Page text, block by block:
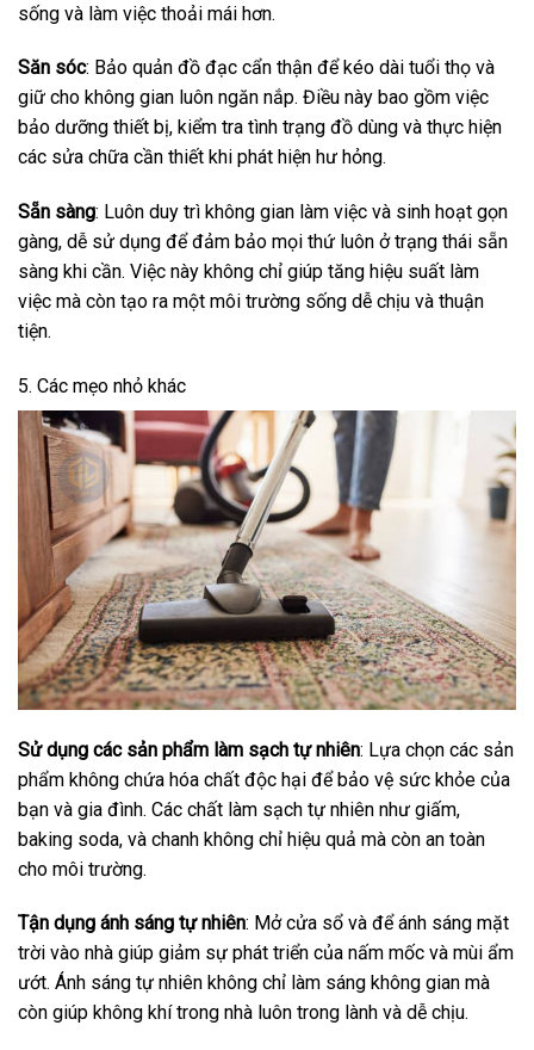
sống và làm việc thoải mái hơn.
Săn sóc: Bảo quản đồ đạc cẩn thận để kéo dài tuổi thọ và
giữ cho không gian luôn ngăn nắp. Điều này bao gồm việc
bảo dưỡng thiết bị, kiểm tra tình trạng đồ dùng và thực hiện
các sửa chữa cần thiết khi phát hiện hư hỏng.
Sẵn sàng: Luôn duy trì không gian làm việc và sinh hoạt gọn
gàng, dễ sử dụng để đảm bảo mọi thứ luôn ở trạng thái sẵn
sàng khi cần. Việc này không chỉ giúp tăng hiệu suất làm
việc mà còn tạo ra một môi trường sống dễ chịu và thuận
tiện.
5. Các mẹo nhỏ khác
Sử dụng các sản phẩm làm sạch tự nhiên: Lựa chọn các sản
phẩm không chứa hóa chất độc hại để bảo vệ sức khỏe của
bạn và gia đình. Các chất làm sạch tự nhiên như giấm,
baking soda, và chanh không chỉ hiệu quả mà còn an toàn
cho môi trường.
Tận dụng ánh sáng tự nhiên: Mở cửa sổ và để ánh sáng mặt
trời vào nhà giúp giảm sự phát triển của nấm mốc và mùi ẩm
ướt. Ánh sáng tự nhiên không chỉ làm sáng không gian mà
còn giúp không khí trong nhà luôn trong lành và dễ chịu.